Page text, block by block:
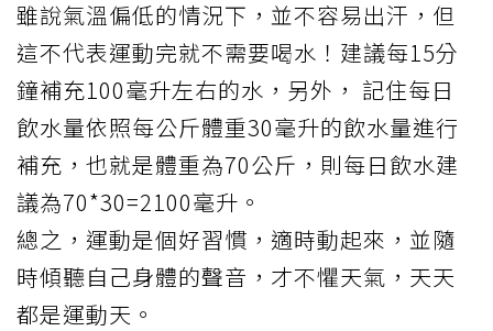
雖說氣溫偏低的情況下，並不容易出汗，但
這不代表運動完就不需要喝水！建議每15分
鐘補充100毫升左右的水，另外， 記住每日
飲水量依照每公斤體重30毫升的飲水量進行
補充，也就是體重為70公斤，則每日飲水建
議為70*30=2100毫升。
總之，運動是個好習慣，適時動起來，並隨
時傾聽自己身體的聲音，才不懼天氣，天天
都是運動天。